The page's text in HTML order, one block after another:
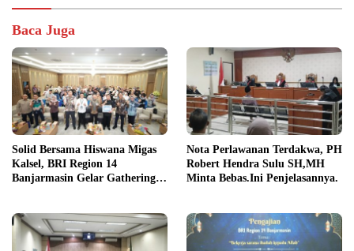
Baca Juga
Solid Bersama Hiswana Migas
Kalsel, BRI Region 14
Banjarmasin Gelar Gathering
Nota Perlawanan Terdakwa, PH
Robert Hendra Sulu SH,MH
Minta Bebas.Ini Penjelasannya.